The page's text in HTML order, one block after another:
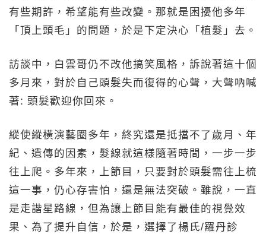
有些期許，希望能有些改變。那就是困擾他多年
「頂上頭毛」的問題，於是下定決心「植髮」去。
訪談中，白雲哥仍不改他搞笑風格，訴說著這十個
多月來，對於自己頭髮失而復得的心聲，大聲吶喊
著: 頭髮歡迎你回來。
縱使縱橫演藝圈多年，終究還是抵擋不了歲月、年
紀、遺傳的因素，髮線就這樣隨著時間，一步一步
往上爬。多年來，上節目，只要對於頭髮需往上梳
這一事，仍心存害怕，還是無法突破。雖說，一直
是走諧星路線，但為讓上節目能有最佳的視覺效
果、為了提升自信，於是，選擇了楊氏/羅丹診